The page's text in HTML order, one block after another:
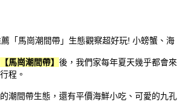
【馬崗潮間帶】 後，我們家每年夏天幾乎都會來
程。
潮間帶生態，還有平價海鮮小吃、可愛的九孔